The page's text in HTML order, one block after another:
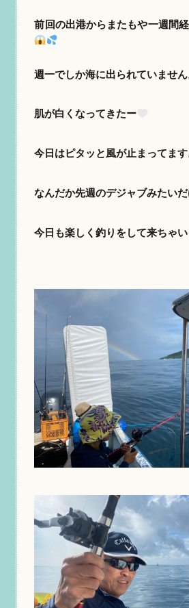
前回の出港からまたもや一週間
週一でしか海に出られていません
肌が白くなってきたー
今日はピタッと風が止まってます
なんだか先週のデジャブみたい
今日も楽しく釣りをして来ちゃ